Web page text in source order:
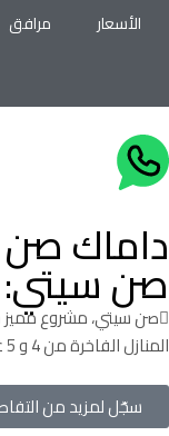
مرافق
الأسعار
داماك
صن
صن سيتي، مشروع
المنازل الفاخرة من 4 و 5 غرف نوم مصممة للعيش برفاهية.
سجّل لمزيد من